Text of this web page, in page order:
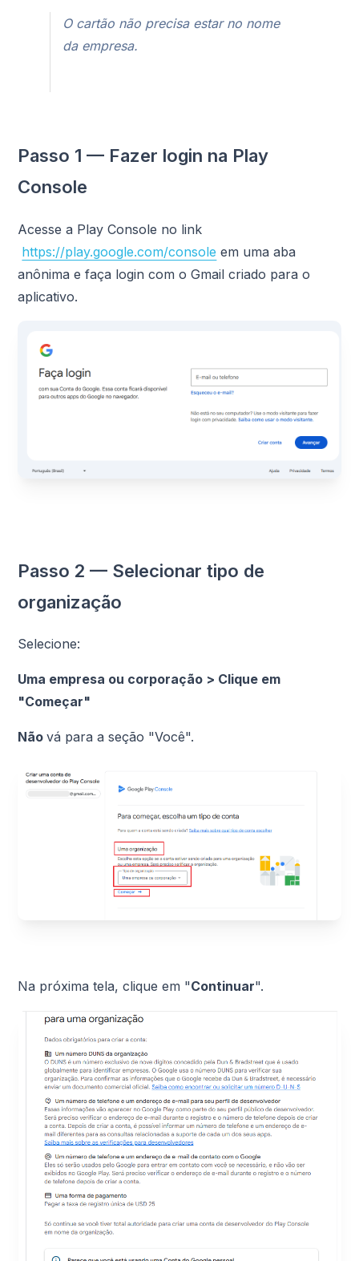
O cartão não precisa estar no nome
da empresa.
Passo 1 — Fazer login na Play
Console
Acesse a Play Console no link
https://play.google.com/console em uma aba
anônima e faça login com o Gmail criado para o
aplicativo.
Passo 2 — Selecionar tipo de
organização
Selecione:
Uma empresa ou corporação > Clique em
"Começar"
Nãová para a seção "Você".
Na próxima tela, clique em "Continuar".